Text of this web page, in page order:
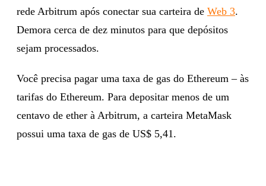
rede Arbitrum após conectar sua carteira de Web 3.
Demora cerca de dez minutos para que depósitos
sejam processados.
Você precisa pagar uma taxa de gas do Ethereum – às
tarifas do Ethereum. Para depositar menos de um
centavo de ether à Arbitrum, a carteira MetaMask
possui uma taxa de gas de US$ 5,41.